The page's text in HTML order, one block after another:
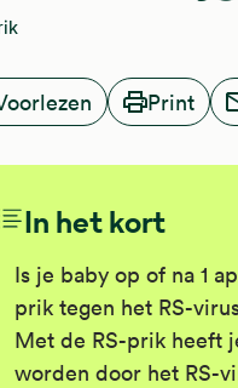
Print
In het kort
Is je baby op of na 1
prik tegen het RS-
Met de RS-prik heeft
worden door het RS-